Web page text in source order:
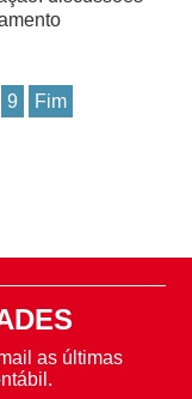
9 Fim
as últimas